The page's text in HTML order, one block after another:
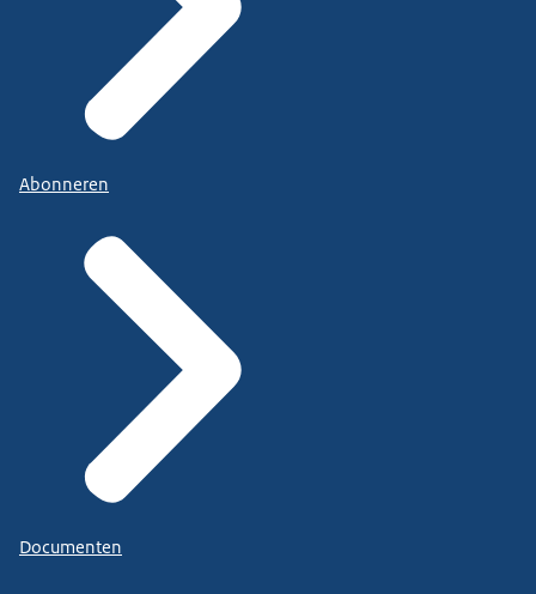
Abonneren
Documenten